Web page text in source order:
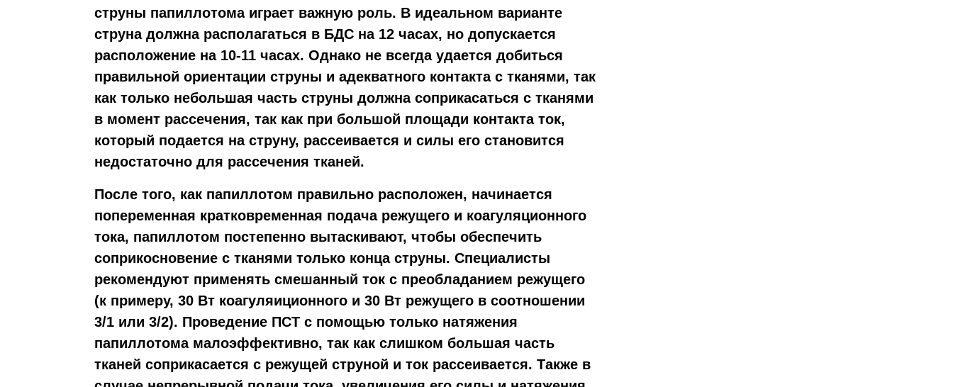
струны папиллотома играет важную роль. В идеальном варианте
струна должна располагаться в БДС на 12 часах, но допускается
расположение на 10-11 часах. Однако не всегда удается добиться
правильной ориентации струны и адекватного контакта с тканями, так
как только небольшая часть струны должна соприкасаться с тканями
в момент рассечения, так как при большой площади контакта ток,
который подается на струну, рассеивается и силы его становится
недостаточно для рассечения тканей.
После того, как папиллотом правильно расположен, начинается
попеременная кратковременная подача режущего и коагуляционного
тока, папиллотом постепенно вытаскивают, чтобы обеспечить
соприкосновение с тканями только конца струны. Специалисты
рекомендуют применять смешанный ток с преобладанием режущего
(к примеру, 30 Вт коагуляиционного и 30 Вт режущего в соотношении
3/1 или 3/2). Проведение ПСТ с помощью только натяжения
папиллотома малоэффективно, так как слишком большая часть
тканей соприкасается с режущей струной и ток рассеивается. Также в